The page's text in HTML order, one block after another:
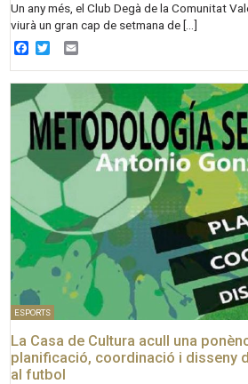
Un any més, el Club Degà de la Comunitat
viurà un gran cap de setmana de […]
Facebook
Twitter
ESPORTS
La Casa de Cultura acull una
planificació, coordinació i disseny
al futbol